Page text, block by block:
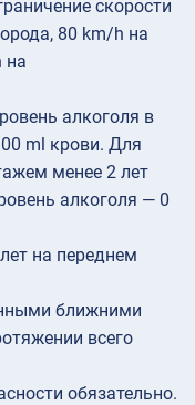
скорости
80 km/h на
на
алкоголя в
ml крови. Для
менее 2 лет
алкоголя — 0
на переднем
ближними
всего
обязательно.